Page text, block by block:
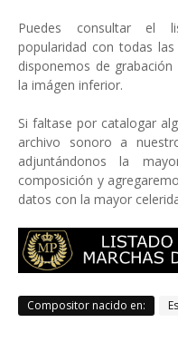
Puedes consultar el
popularidad con todas
disponemos de
la imágen inferior.
Si faltase por catalogar
archivo sonoro a
adjuntándonos la
composición y
datos con la mayor
Compositor nacido en: